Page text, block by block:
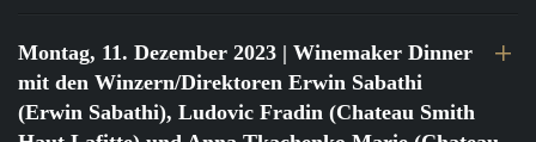
Montag, 11. Dezember 2023 | Winemaker Dinner
mit den Winzern/Direktoren Erwin Sabathi
(Erwin Sabathi), Ludovic Fradin (Chateau Smith